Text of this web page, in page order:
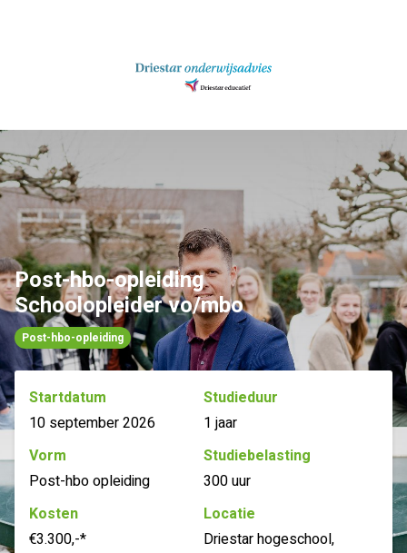
Post-hbo-opleiding
Schoolopleider vo/mbo
Post-hbo-opleiding
Startdatum
10 september 2026
Studieduur
1 jaar
Vorm
Post-hbo opleiding
Studiebelasting
300 uur
Kosten
€3.300,-*
Locatie
Driestar hogeschool,